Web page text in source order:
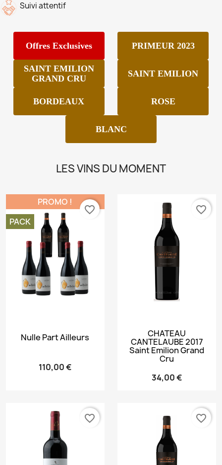
Suivi attentif
Offres Exclusives PRIMEUR 2023
SAINT EMILION
GRAND CRU
SAINT EMILION
BORDEAUX ROSE
BLANC
LES VINS DU MOMENT
Nulle Part Ailleurs
110,00 €
PROMO !
PACK
favorite_border
CHATEAU
CANTELAUBE 2017
Saint Emilion Grand
Cru
34,00 €
favorite_border
favorite_border favorite_border